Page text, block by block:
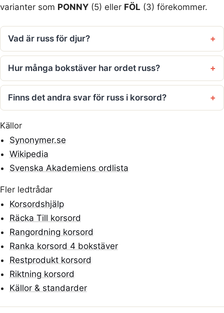
varianter som PONNY (5) eller FÖL (3) förekommer.
Vad är russ för djur?
Hur många bokstäver har ordet russ?
Finns det andra svar för russ i korsord?
Källor
Synonymer.se
Wikipedia
Svenska Akademiens ordlista
Fler ledtrådar
Korsordshjälp
Räcka Till korsord
Rangordning korsord
Ranka korsord 4 bokstäver
Restprodukt korsord
Riktning korsord
Källor & standarder